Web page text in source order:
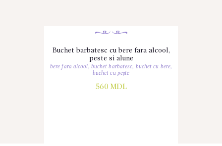
Buchet barbatesc cu bere fara alcool,
peste si alune
bere fara alcool, buchet barbatesc, buchet cu bere,
buchet cu pește
560 MDL